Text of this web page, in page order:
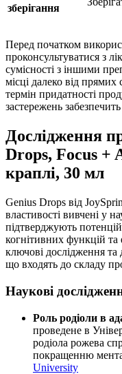
зберігання
Перед початком
проконсультуватися з
сумісності з іншими
місці далеко від
термін придатності
застережень
Дослідження
Drops, Focus +
краплі, 30 мл
Genius Drops від
властивості вивчені у
підтверджують
когнітивних функцій
ключові дослідження
що входять до складу
Наукові
Роль родіоли в
проведене в
родіола рожева
покращенню
University